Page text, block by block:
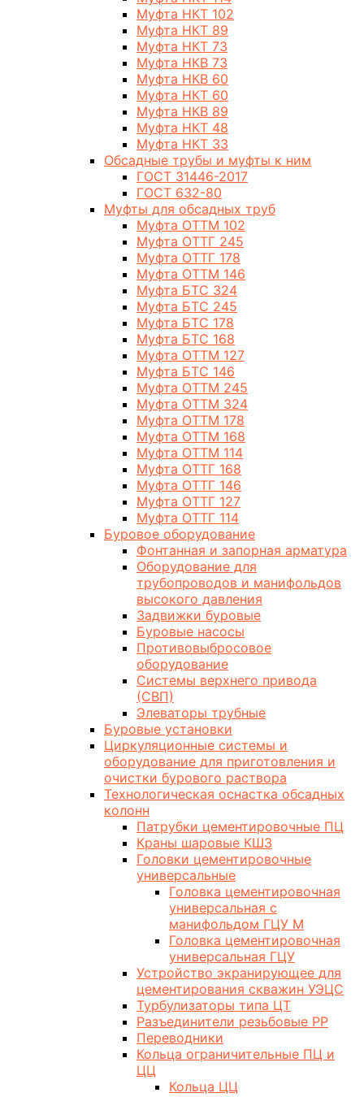
Муфта НКТ 102
Муфта НКТ 89
Муфта НКТ 73
Муфта НКВ 73
Муфта НКВ 60
Муфта НКТ 60
Муфта НКВ 89
Муфта НКТ 48
Муфта НКТ 33
Обсадные трубы и муфты к ним
ГОСТ 31446-2017
ГОСТ 632-80
Муфты для обсадных труб
Муфта ОТТМ 102
Муфта ОТТГ 245
Муфта ОТТГ 178
Муфта ОТТМ 146
Муфта БТС 324
Муфта БТС 245
Муфта БТС 178
Муфта БТС 168
Муфта ОТТМ 127
Муфта БТС 146
Муфта ОТТМ 245
Муфта ОТТМ 324
Муфта ОТТМ 178
Муфта ОТТМ 168
Муфта ОТТМ 114
Муфта ОТТГ 168
Муфта ОТТГ 146
Муфта ОТТГ 127
Муфта ОТТГ 114
Буровое оборудование
Фонтанная и запорная арматура
Оборудование для
трубопроводов и манифольдов
высокого давления
Задвижки буровые
Буровые насосы
Противовыбросовое
оборудование
Системы верхнего привода
(СВП)
Элеваторы трубные
Буровые установки
Циркуляционные системы и
оборудование для приготовления и
очистки бурового раствора
Технологическая оснастка обсадных
колонн
Патрубки цементировочные ПЦ
Краны шаровые КШЗ
Головки цементировочные
универсальные
Головка цементировочная
универсальная с
манифольдом ГЦУ М
Головка цементировочная
универсальная ГЦУ
Устройство экранирующее для
цементирования скважин УЭЦС
Турбулизаторы типа ЦТ
Разъединители резьбовые РР
Переводники
Кольца ограничительные ПЦ и
ЦЦ
Кольца ЦЦ